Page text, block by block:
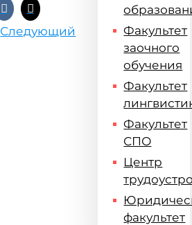
Следующий
Факультет
заочного
обучения
Факультет
Факультет
СПО
Центр
факультет